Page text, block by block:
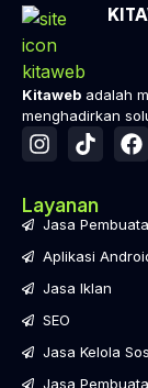
Kitaweb adalah
menghadirkan
Layanan
Jasa
Aplikasi
Jasa Iklan
SEO
Jasa Kelola
Jasa